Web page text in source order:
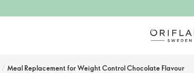
/ Meal Replacement for Weight Control Chocolate Flavour